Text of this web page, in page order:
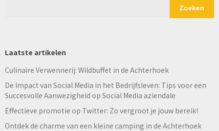
Zoeken
Laatste artikelen
Culinaire Verwennerij: Wildbuffet in de Achterhoek
De Impact van Social Media in het Bedrijfsleven: Tips voor een
Succesvolle Aanwezigheid op Social Media aziendale
Effectieve promotie op Twitter: Zo vergroot je jouw bereik!
Ontdek de charme van een kleine camping in de Achterhoek